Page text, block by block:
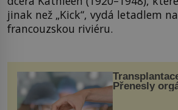
jinak než „Kick“, vydá letadlem
francouzskou riviéru.
Přenesly